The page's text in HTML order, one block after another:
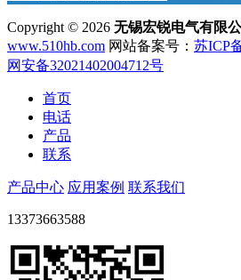
Copyright © 2026 无锡宏锐电气有限
www.510hb.com 网站备案号： 苏ICP
网安备32021402004712号
首页
电话
产品
联系
产品中心 应用案例 联系我们
13373663588